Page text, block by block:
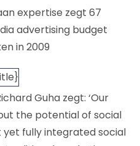
expertise zegt 67
advertising budget
in 2009
Guha zegt: ‘Our
the potential of social
fully integrated social